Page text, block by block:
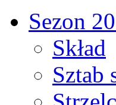
Sezon
Skład
Sztab